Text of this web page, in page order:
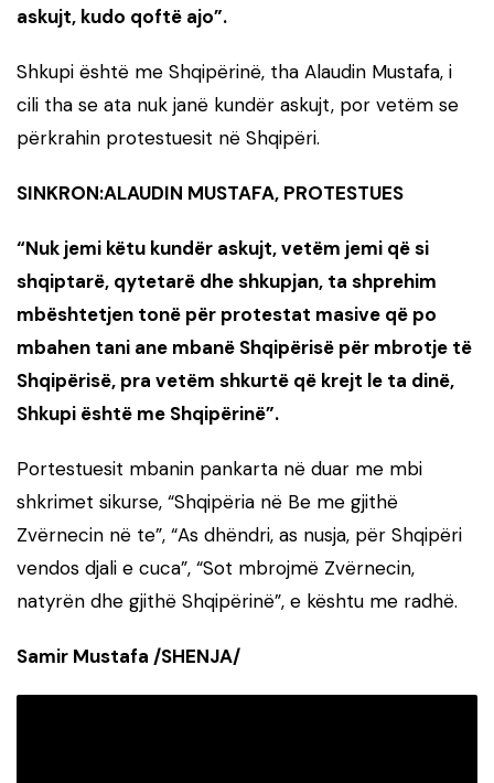
askujt, kudo qoftë ajo”.
Shkupi është me Shqipërinë, tha Alaudin Mustafa, i
cili tha se ata nuk janë kundër askujt, por vetëm se
përkrahin protestuesit në Shqipëri.
SINKRON:ALAUDIN MUSTAFA, PROTESTUES
“Nuk jemi këtu kundër askujt, vetëm jemi që si
shqiptarë, qytetarë dhe shkupjan, ta shprehim
mbështetjen tonë për protestat masive që po
mbahen tani ane mbanë Shqipërisë për mbrotje të
Shqipërisë, pra vetëm shkurtë që krejt le ta dinë,
Shkupi është me Shqipërinë”.
Portestuesit mbanin pankarta në duar me mbi
shkrimet sikurse, “Shqipëria në Be me gjithë
Zvërnecin në te”, “As dhëndri, as nusja, për Shqipëri
vendos djali e cuca”, “Sot mbrojmë Zvërnecin,
natyrën dhe gjithë Shqipërinë”, e kështu me radhë.
Samir Mustafa /SHENJA/